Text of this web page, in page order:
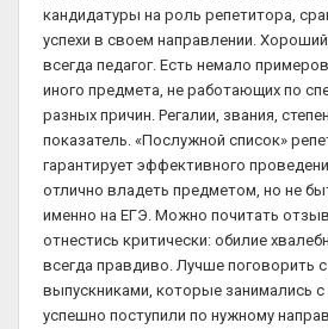
кандидатуры на роль репетитора,
успехи в своем направлении.
всегда педагог. Есть немало
иного предмета, не работающих по
разных причин. Регалии, звания,
показатель. «Послужной список»
гарантирует эффективного
отлично владеть предметом, но не
именно на ЕГЭ. Можно почитать
отнестись критически: обилие
всегда правдиво. Лучше поговорить
выпускниками, которые занимались
успешно поступили по нужному